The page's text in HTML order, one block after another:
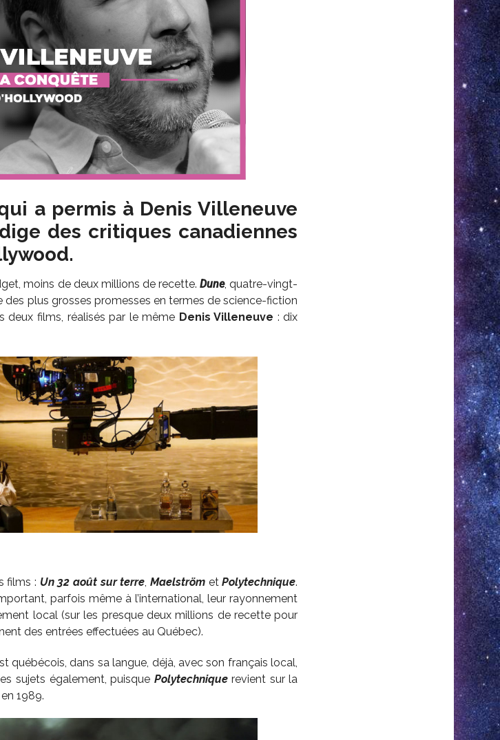
a permis à Denis Villeneuve
des critiques canadiennes
moins de deux millions de recette.Dune, quatre-vingt-
des plus grosses promesses en termes de science-fiction
deux films, réalisés par le même Denis Villeneuve : dix
films : Un 32 août sur terre MaelströmetPolytechnique.
parfois même à l’international, leur rayonnement
local (sur les presque deux millions de recette pour
des entrées effectuées au Québec).
québécois, dans sa langue, déjà, avec son français local,
sujets également, puisque Polytechniquerevient sur la
1989.